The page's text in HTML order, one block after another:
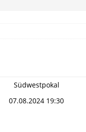
Südwestpokal
07.08.2024 19:30